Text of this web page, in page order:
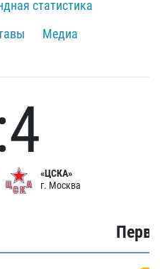
статистика
Медиа
«ЦСКА»
г. Москва